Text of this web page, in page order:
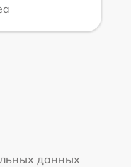
данных